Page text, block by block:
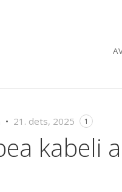
• 21. dets, 2025 1
kabeli